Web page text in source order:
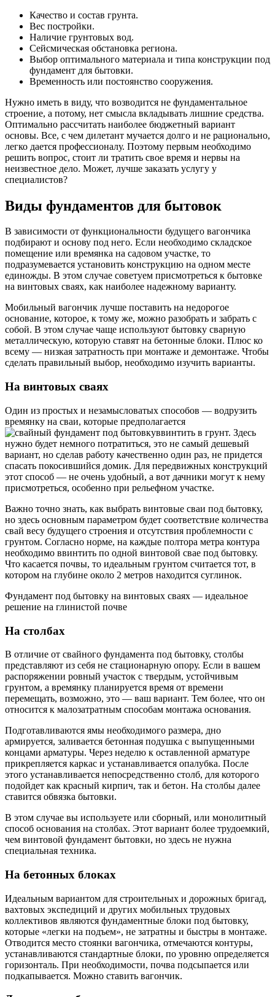
Качество и состав грунта.
Вес постройки.
Наличие грунтовых вод.
Сейсмическая обстановка региона.
Выбор оптимального материала и типа конструкции под
фундамент для бытовки.
Временность или постоянство сооружения.
Нужно иметь в виду, что возводится не фундаментальное
строение, а потому, нет смысла вкладывать лишние средства.
Оптимально рассчитать наиболее бюджетный вариант
основы. Все, с чем дилетант мучается долго и не рационально,
легко дается профессионалу. Поэтому первым необходимо
решить вопрос, стоит ли тратить свое время и нервы на
неизвестное дело. Может, лучше заказать услугу у
специалистов?
Виды фундаментов для бытовок
В зависимости от функциональности будущего вагончика
подбирают и основу под него. Если необходимо складское
помещение или времянка на садовом участке, то
подразумевается установить конструкцию на одном месте
единожды. В этом случае советуем присмотреться к бытовке
на винтовых сваях, как наиболее надежному варианту.
Мобильный вагончик лучше поставить на недорогое
основание, которое, к тому же, можно разобрать и забрать с
собой. В этом случае чаще используют бытовку сварную
металлическую, которую ставят на бетонные блоки. Плюс ко
всему — низкая затратность при монтаже и демонтаже. Чтобы
сделать правильный выбор, необходимо изучить варианты.
На винтовых сваях
Один из простых и незамысловатых способов — водрузить
времянку на сваи, которые предполагается
ввинтить в грунт. Здесь
нужно будет немного потратиться, это не самый дешевый
вариант, но сделав работу качественно один раз, не придется
спасать покосившийся домик. Для передвижных конструкций
этот способ — не очень удобный, а вот дачники могут к нему
присмотреться, особенно при рельефном участке.
Важно точно знать, как выбрать винтовые сваи под бытовку,
но здесь основным параметром будет соответствие количества
свай весу будущего строения и отсутствия проблемности с
грунтом. Согласно норме, на каждые полтора метра контура
необходимо ввинтить по одной винтовой свае под бытовку.
Что касается почвы, то идеальным грунтом считается тот, в
котором на глубине около 2 метров находится суглинок.
Фундамент под бытовку на винтовых сваях — идеальное
решение на глинистой почве
На столбах
В отличие от свайного фундамента под бытовку, столбы
представляют из себя не стационарную опору. Если в вашем
распоряжении ровный участок с твердым, устойчивым
грунтом, а времянку планируется время от времени
перемещать, возможно, это — ваш вариант. Тем более, что он
относится к малозатратным способам монтажа основания.
Подготавливаются ямы необходимого размера, дно
армируется, заливается бетонная подушка с выпущенными
концами арматуры. Через неделю к оставленной арматуре
прикрепляется каркас и устанавливается опалубка. После
этого устанавливается непосредственно столб, для которого
подойдет как красный кирпич, так и бетон. На столбы далее
ставится обвязка бытовки.
В этом случае вы используете или сборный, или монолитный
способ основания на столбах. Этот вариант более трудоемкий,
чем винтовой фундамент бытовки, но здесь не нужна
специальная техника.
На бетонных блоках
Идеальным вариантом для строительных и дорожных бригад,
вахтовых экспедиций и других мобильных трудовых
коллективов являются фундаментные блоки под бытовку,
которые «легки на подъем», не затратны и быстры в монтаже.
Отводится место стоянки вагончика, отмечаются контуры,
устанавливаются стандартные блоки, по уровню определяется
горизонталь. При необходимости, почва подсыпается или
подкапывается. Можно ставить вагончик.